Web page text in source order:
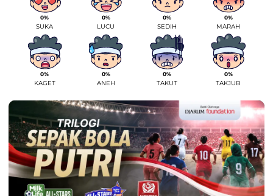
0%
SUKA
0%
LUCU
0%
SEDIH
0%
MARAH
0%
KAGET
0%
ANEH
0%
TAKUT
0%
TAKJUB